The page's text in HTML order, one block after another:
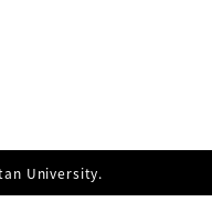
University.